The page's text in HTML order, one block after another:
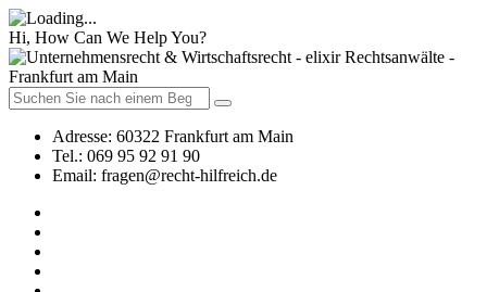
Hi, How Can We Help You?
Adresse: 60322 Frankfurt am Main
Tel.: 069 95 92 91 90
Email: fragen@recht-hilfreich.de